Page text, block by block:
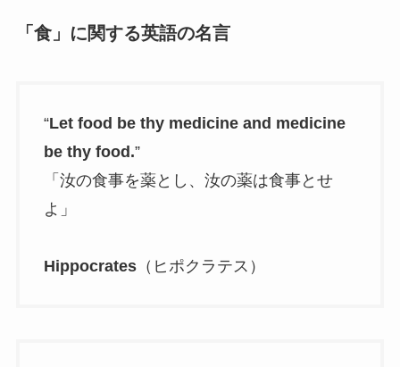
「食」に関する英語の名言
“Let food be thy medicine and medicine
be thy food.”
「汝の食事を薬とし、汝の薬は食事とせ
よ」
Hippocrates（ヒポクラテス）